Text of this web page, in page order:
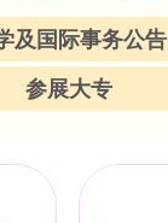
及国际事务公告
参展大专